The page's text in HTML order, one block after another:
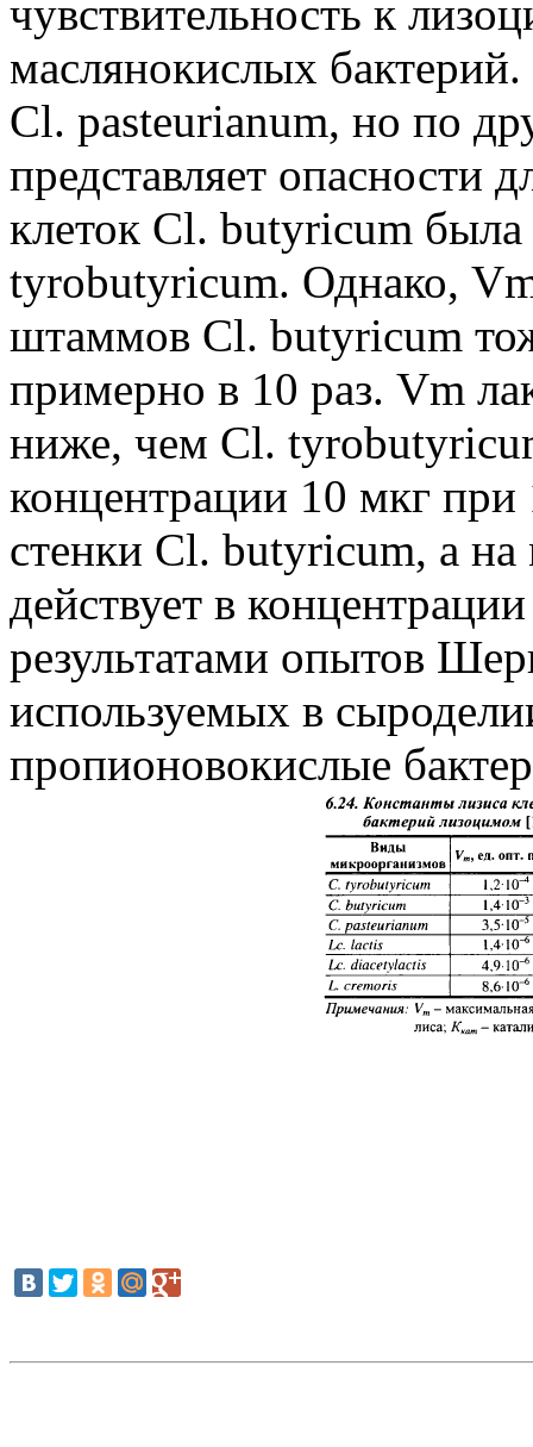
чувствительность к
маслянокислых
Cl. pasteurianum, но по
представляет опасности
клеток Cl. butyricum
tyrobutyricum. Однако,
штаммов Cl. butyricum
примерно в 10 раз. Vm
ниже, чем Cl.
концентрации 10 мкг при
стенки Cl. butyricum, а
действует в
результатами опытов
используемых в
пропионовокислые